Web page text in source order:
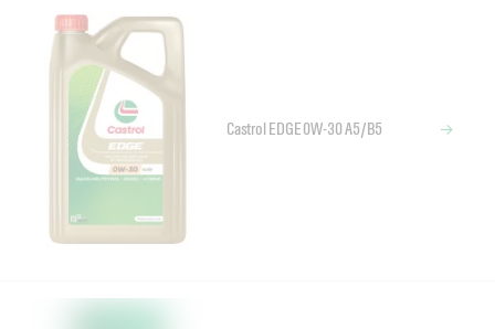
Castrol EDGE 0W-30 A5/B5